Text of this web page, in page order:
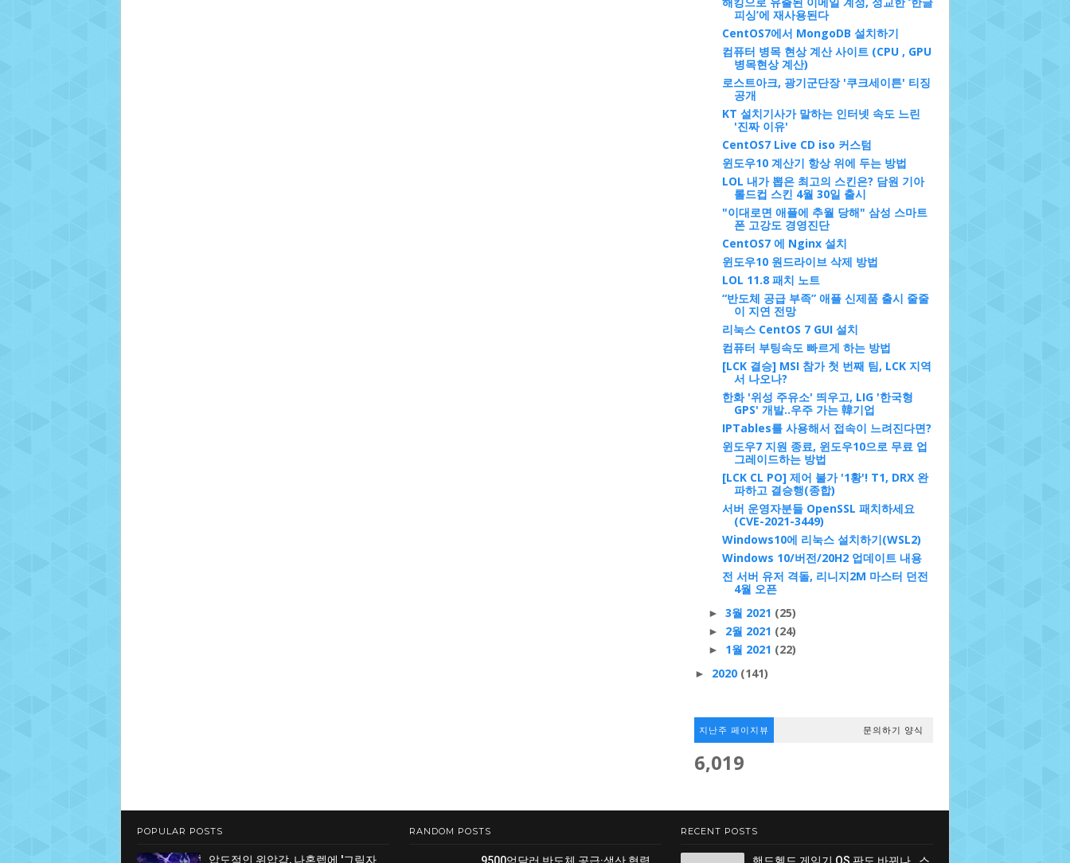
피싱’에 재사용된다
CentOS7에서 MongoDB 설치하기
컴퓨터 병목 현상 계산 사이트 (CPU , GPU
병목현상 계산)
로스트아크, 광기군단장 '쿠크세이튼' 티징
공개
KT 설치기사가 말하는 인터넷 속도 느린
'진짜 이유'
CentOS7 Live CD iso 커스텀
윈도우10 계산기 항상 위에 두는 방법
LOL 내가 뽑은 최고의 스킨은? 담원 기아
롤드컵 스킨 4월 30일 출시
"이대로면 애플에 추월 당해" 삼성 스마트
폰 고강도 경영진단
CentOS7 에 Nginx 설치
윈도우10 원드라이브 삭제 방법
LOL 11.8 패치 노트
“반도체 공급 부족” 애플 신제품 출시 줄줄
이 지연 전망
리눅스 CentOS 7 GUI 설치
컴퓨터 부팅속도 빠르게 하는 방법
[LCK 결승] MSI 참가 첫 번째 팀, LCK 지역
서 나오나?
한화 '위성 주유소' 띄우고, LIG '한국형
GPS' 개발..우주 가는 韓기업
IPTables를 사용해서 접속이 느려진다면?
윈도우7 지원 종료, 윈도우10으로 무료 업
그레이드하는 방법
[LCK CL PO] 제어 불가 '1황'! T1, DRX 완
파하고 결승행(종합)
서버 운영자분들 OpenSSL 패치하세요
(CVE-2021-3449)
Windows10에 리눅스 설치하기(WSL2)
Windows 10/버전/20H2 업데이트 내용
전 서버 유저 격돌, 리니지2M 마스터 던전
4월 오픈
► 3월 2021 (25)
► 2월 2021 (24)
► 1월 2021 (22)
► 2020 (141)
지난주 페이지뷰 문의하기 양식
6,019
POPULAR POSTS
압도적인 위압감, 나혼렙에 '그림자
RANDOM POSTS RECENT POSTS